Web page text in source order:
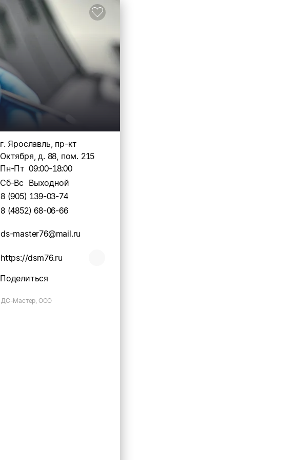
г. Ярославль, пр-кт
Октября, д. 88, пом. 215
Пн-Пт 09:00-18:00
Сб-Вс Выходной
8 (905) 139-03-74
8 (4852) 68-06-66
ds-master76@mail.ru
https://dsm76.ru
Поделиться
ДС-Мастер, ООО